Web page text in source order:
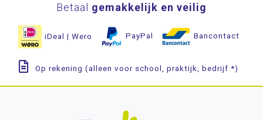
Betaal gemakkelijk en veilig
iDeal | Wero PayPal Bancontact
Op rekening (alleen voor school, praktijk, bedrijf *)